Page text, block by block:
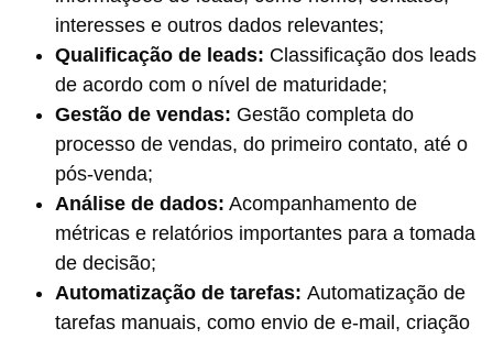
interesses e outros dados relevantes;
Qualificação de leads: Classificação dos leads
de acordo com o nível de maturidade;
Gestão de vendas: Gestão completa do
processo de vendas, do primeiro contato, até o
pós-venda;
Análise de dados: Acompanhamento de
métricas e relatórios importantes para a tomada
de decisão;
Automatização de tarefas: Automatização de
tarefas manuais, como envio de e-mail, criação